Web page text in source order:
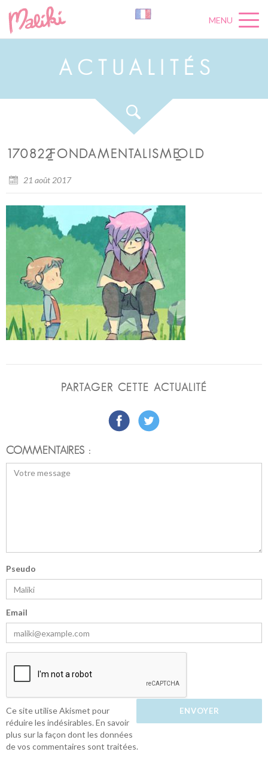
MENU
A C U A L É S
170822_FONDAMENTALISME_OLD
21 août 2017
PARTAGER CETTE ACTUALITÉ
COMMENTAIRES :
Pseudo
Email
Ce site utilise Akismet pour
réduire les indésirables.En savoir
plus sur la façon dont les données
de vos commentaires sont traitées.